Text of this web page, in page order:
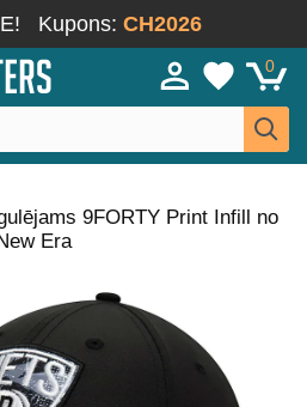
Kupons: CH2026
0
9FORTY Print Infill no
Era